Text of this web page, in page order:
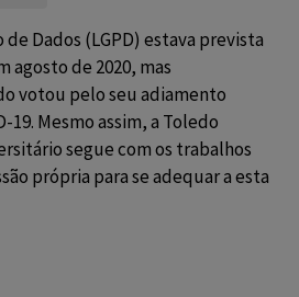
de Dados (LGPD) estava prevista
agosto de 2020, mas
votou pelo seu adiamento
19. Mesmo assim, a Toledo
segue com os trabalhos
própria para se adequar a esta